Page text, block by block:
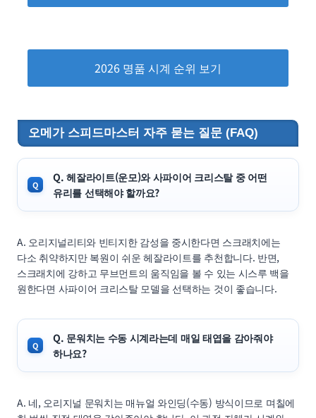
2026 명품 시계 순위 보기
오메가 스피드마스터 자주 묻는 질문 (FAQ)
Q. 헤잘라이트(운모)와 사파이어 크리스탈 중 어떤
유리를 선택해야 할까요?
A. 오리지널리티와 빈티지한 감성을 중시한다면 스크래치에는
다소 취약하지만 복원이 쉬운 헤잘라이트를 추천합니다. 반면,
스크래치에 강하고 무브먼트의 움직임을 볼 수 있는 시스루 백을
원한다면 사파이어 크리스탈 모델을 선택하는 것이 좋습니다.
Q. 문워치는 수동 시계라는데 매일 태엽을 감아줘야
하나요?
A. 네, 오리지널 문워치는 매뉴얼 와인딩(수동) 방식이므로 며칠에